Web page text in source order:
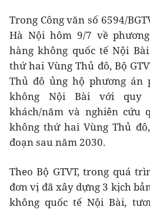
Trong Công văn số 6594/
Hà Nội hôm 9/7 về
hàng không quốc tế Nội
thứ hai Vùng Thủ đô, Bộ
Thủ đô ủng hộ phương án
không Nội Bài với
khách/năm và nghiên cứu
không thứ hai Vùng Thủ
đoạn sau năm 2030.
Theo Bộ GTVT, trong quá
đơn vị đã xây dựng 3 kịch
không quốc tế Nội Bài,